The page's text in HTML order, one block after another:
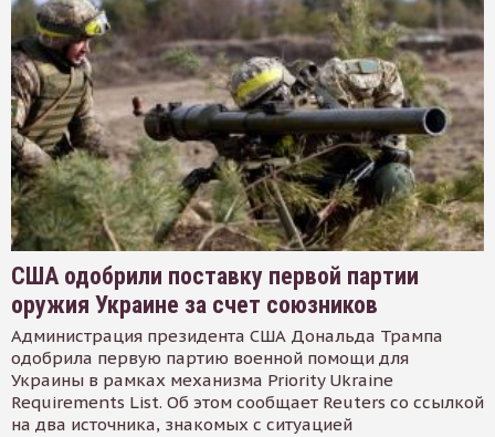
США одобрили поставку первой партии
оружия Украине за счет союзников
Администрация президента США Дональда Трампа
одобрила первую партию военной помощи для
Украины в рамках механизма Priority Ukraine
Requirements List. Об этом сообщает Reuters со ссылкой
на два источника, знакомых с ситуацией